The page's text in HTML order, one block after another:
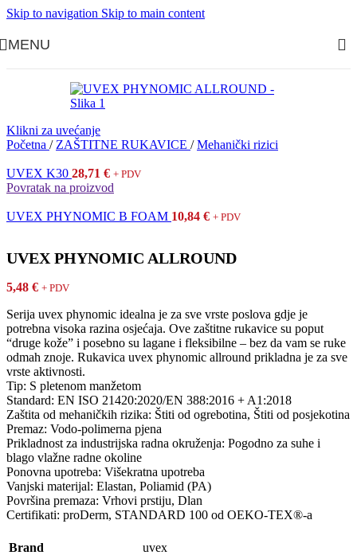
Skip to navigation Skip to main content
MENU
Klikni za uvećanje
Početna / ZAŠTITNE RUKAVICE / Mehanički rizici
UVEX K30 28,71 € + PDV
Povratak na proizvod
UVEX PHYNOMIC B FOAM 10,84 € + PDV
UVEX PHYNOMIC ALLROUND
5,48 € + PDV
Serija uvex phynomic idealna je za sve vrste poslova gdje je
potrebna visoka razina osjećaja. Ove zaštitne rukavice su poput
“druge kože” i posebno su lagane i fleksibilne – bez da vam se ruke
odmah znoje. Rukavica uvex phynomic allround prikladna je za sve
vrste aktivnosti.
Tip: S pletenom manžetom
Standard: EN ISO 21420:2020/EN 388:2016 + A1:2018
Zaštita od mehaničkih rizika: Štiti od ogrebotina, Štiti od posjekotina
Premaz: Vodo-polimerna pjena
Prikladnost za industrijska radna okruženja: Pogodno za suhe i
blago vlažne radne okoline
Ponovna upotreba: Višekratna upotreba
Vanjski materijal: Elastan, Poliamid (PA)
Površina premaza: Vrhovi prstiju, Dlan
Certifikati: proDerm, STANDARD 100 od OEKO-TEX®-a
Brand uvex